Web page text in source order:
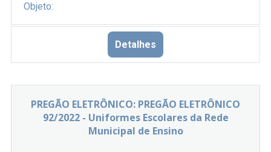
Objeto:
Detalhes
PREGÃO ELETRÔNICO: PREGÃO ELETRÔNICO
92/2022 - Uniformes Escolares da Rede
Municipal de Ensino